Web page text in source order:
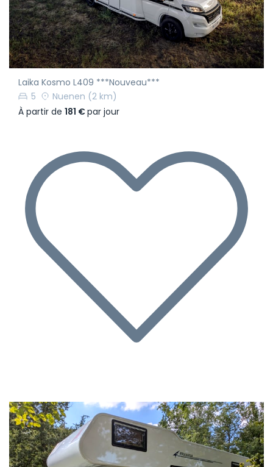
Laika Kosmo L409 ***Nouveau***
5
Nuenen (2 km)
À partir de 181 €par jour